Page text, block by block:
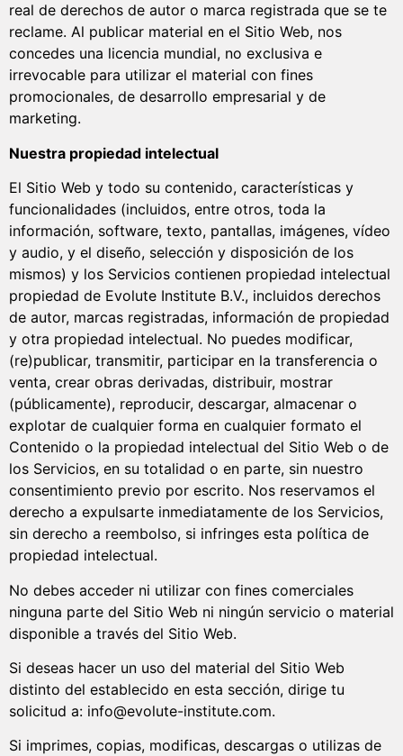
real de derechos de autor o marca registrada que se te
reclame. Al publicar material en el Sitio Web, nos
concedes una licencia mundial, no exclusiva e
irrevocable para utilizar el material con fines
promocionales, de desarrollo empresarial y de
marketing.
Nuestra propiedad intelectual
El Sitio Web y todo su contenido, características y
funcionalidades (incluidos, entre otros, toda la
información, software, texto, pantallas, imágenes, vídeo
y audio, y el diseño, selección y disposición de los
mismos) y los Servicios contienen propiedad intelectual
propiedad de Evolute Institute B.V., incluidos derechos
de autor, marcas registradas, información de propiedad
y otra propiedad intelectual. No puedes modificar,
(re)publicar, transmitir, participar en la transferencia o
venta, crear obras derivadas, distribuir, mostrar
(públicamente), reproducir, descargar, almacenar o
explotar de cualquier forma en cualquier formato el
Contenido o la propiedad intelectual del Sitio Web o de
los Servicios, en su totalidad o en parte, sin nuestro
consentimiento previo por escrito. Nos reservamos el
derecho a expulsarte inmediatamente de los Servicios,
sin derecho a reembolso, si infringes esta política de
propiedad intelectual.
No debes acceder ni utilizar con fines comerciales
ninguna parte del Sitio Web ni ningún servicio o material
disponible a través del Sitio Web.
Si deseas hacer un uso del material del Sitio Web
distinto del establecido en esta sección, dirige tu
solicitud a: info@evolute-institute.com.
Si imprimes, copias, modificas, descargas o utilizas de